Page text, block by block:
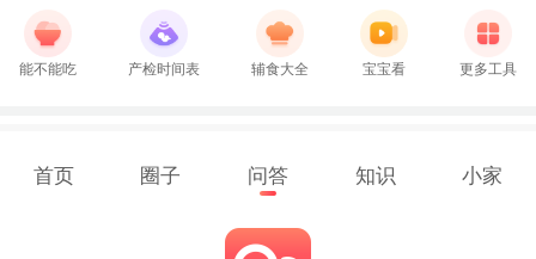
能不能吃 产检时间表 辅食大全 宝宝看 更多工具
首页 圈子 问答 知识 小家